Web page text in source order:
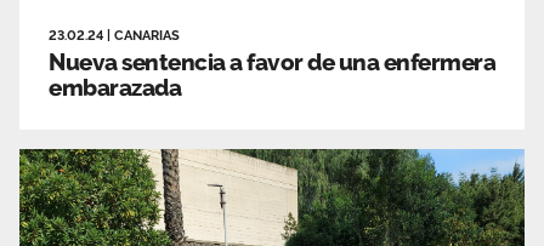
23.02.24 CANARIAS
Nueva sentencia a favor de una enfermera
embarazada